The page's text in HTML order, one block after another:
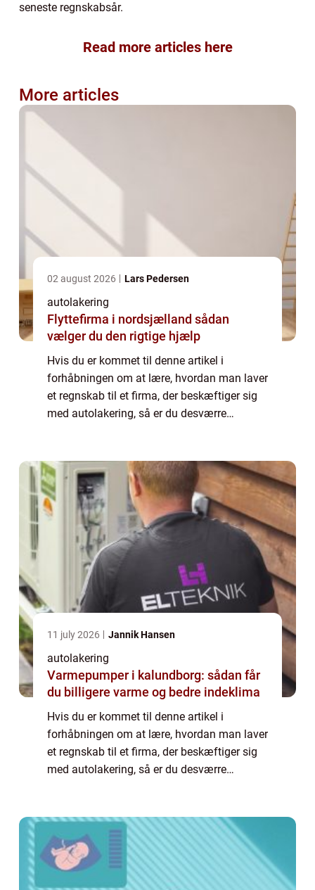
seneste regnskabsår.
Read more articles here
More articles
02 august 2026 Lars Pedersen
autolakering
Flyttefirma i nordsjælland sådan
vælger du den rigtige hjælp
Hvis du er kommet til denne artikel i
forhåbningen om at lære, hvordan man laver
et regnskab til et firma, der beskæftiger sig
med autolakering, så er du desværre
11 july 2026 Jannik Hansen
autolakering
Varmepumper i kalundborg: sådan får
du billigere varme og bedre indeklima
Hvis du er kommet til denne artikel i
forhåbningen om at lære, hvordan man laver
et regnskab til et firma, der beskæftiger sig
med autolakering, så er du desværre